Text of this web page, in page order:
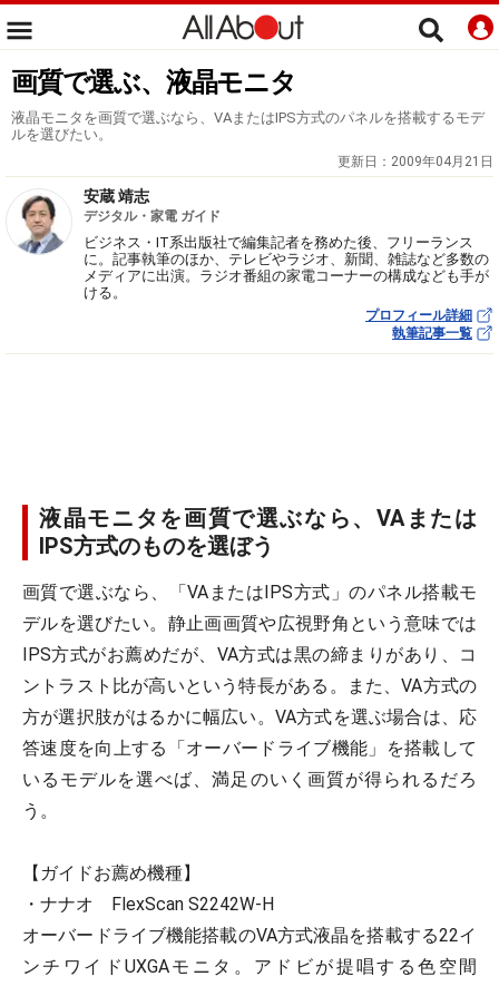
画質で選ぶ、液晶モニタ
液晶モニタを画質で選ぶなら、VAまたはIPS方式のパネルを搭載するモデ
ルを選びたい。
更新日： 2009年04月21日
安蔵 靖志
デジタル・家電 ガイド
ビジネス・IT系出版社で編集記者を務めた後、フリーランス
に。記事執筆のほか、テレビやラジオ、新聞、雑誌など多数の
メディアに出演。ラジオ番組の家電コーナーの構成なども手が
ける。
プロフィール詳細
執筆記事一覧
液晶モニタを画質で選ぶなら、VAまたは
IPS方式のものを選ぼう
画質で選ぶなら、「VAまたはIPS方式」のパネル搭載モ
デルを選びたい。静止画画質や広視野角という意味では
IPS方式がお薦めだが、VA方式は黒の締まりがあり、コ
ントラスト比が高いという特長がある。また、VA方式の
方が選択肢がはるかに幅広い。VA方式を選ぶ場合は、応
答速度を向上する「オーバードライブ機能」を搭載して
いるモデルを選べば、満足のいく画質が得られるだろ
う。
【ガイドお薦め機種】
・ナナオ FlexScan S2242W-H
オーバードライブ機能搭載のVA方式液晶を搭載する22イ
ンチワイドUXGAモニタ。アドビが提唱する色空間